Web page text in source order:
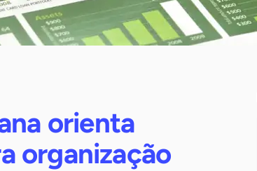
orienta
organização